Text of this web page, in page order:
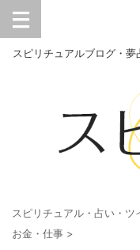
スピリチュアルブログ・
スピリチュアル・占い・ツ
お金・仕事 >